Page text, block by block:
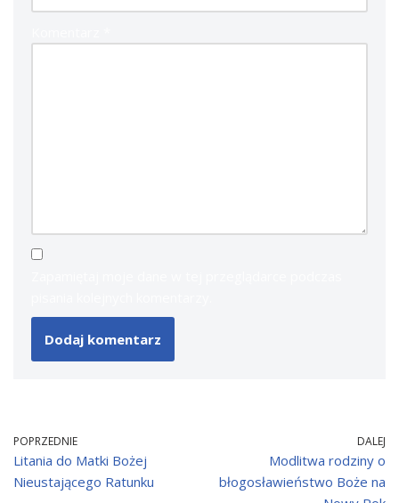
POPRZEDNIE
Litania do Matki Bożej
Nieustającego Ratunku
DALEJ
Modlitwa rodziny o
błogosławieństwo Boże na